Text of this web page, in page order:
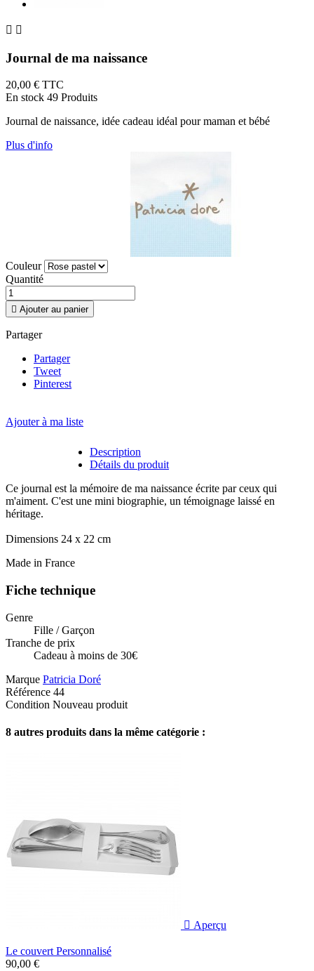
 
Journal de ma naissance
20,00 € TTC
En stock 49 Produits
Journal de naissance, idée cadeau idéal pour maman et bébé
Plus d'info
Couleur
Quantité
 Ajouter au panier
Partager
Partager
Tweet
Pinterest
Ajouter à ma liste
Description
Détails du produit
Ce journal est la mémoire de ma naissance écrite par ceux qui
m'aiment. C'est une mini biographie, un témoignage laissé en
héritage.
Dimensions 24 x 22 cm
Made in France
Fiche technique
Genre
Fille / Garçon
Tranche de prix
Cadeau à moins de 30€
Marque Patricia Doré
Référence 44
Condition Nouveau produit
8 autres produits dans la même catégorie :
 Aperçu
Le couvert Personnalisé
90,00 €